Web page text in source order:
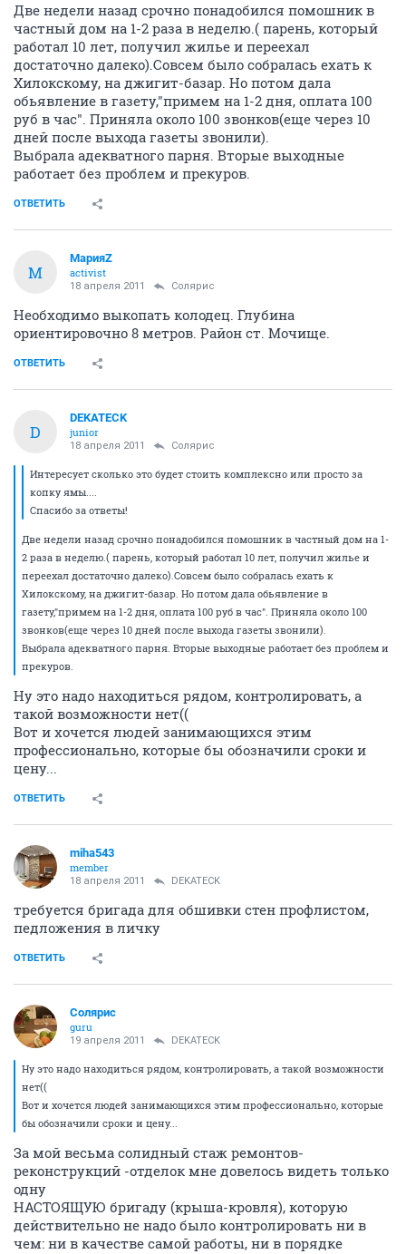
Две недели назад срочно понадобился помошник в
частный дом на 1-2 раза в неделю.( парень, который
работал 10 лет, получил жилье и переехал
достаточно далеко).Совсем было собралась ехать к
Хилокскому, на джигит-базар. Но потом дала
обьявление в газету,"примем на 1-2 дня, оплата 100
руб в час". Приняла около 100 звонков(еще через 10
дней после выхода газеты звонили).
Выбрала адекватного парня. Вторые выходные
работает без проблем и прекуров.
ОТВЕТИТЬ
М
МарияZ
activist
18 апреля 2011 Солярис
Необходимо выкопать колодец. Глубина
ориентировочно 8 метров. Район ст. Мочище.
ОТВЕТИТЬ
D
DEKATECK
junior
18 апреля 2011 Солярис
Интересует сколько это будет стоить комплексно или просто за
копку ямы....
Спасибо за ответы!
Две недели назад срочно понадобился помошник в частный дом на 1-
2 раза в неделю.( парень, который работал 10 лет, получил жилье и
переехал достаточно далеко).Совсем было собралась ехать к
Хилокскому, на джигит-базар. Но потом дала обьявление в
газету,"примем на 1-2 дня, оплата 100 руб в час". Приняла около 100
звонков(еще через 10 дней после выхода газеты звонили).
Выбрала адекватного парня. Вторые выходные работает без проблем и
прекуров.
Ну это надо находиться рядом, контролировать, а
такой возможности нет((
Вот и хочется людей занимающихся этим
профессионально, которые бы обозначили сроки и
цену...
ОТВЕТИТЬ
miha543
member
18 апреля 2011 DEKATECK
требуется бригада для обшивки стен профлистом,
педложения в личку
ОТВЕТИТЬ
Солярис
guru
19 апреля 2011 DEKATECK
Ну это надо находиться рядом, контролировать, а такой возможности
нет((
Вот и хочется людей занимающихся этим профессионально, которые
бы обозначили сроки и цену...
За мой весьма солидный стаж ремонтов-
реконструкций -отделок мне довелось видеть только
одну
НАСТОЯЩУЮ бригаду (крыша-кровля), которую
действительно не надо было контролировать ни в
чем: ни в качестве самой работы, ни в порядке